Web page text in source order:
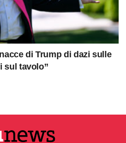
di Trump di dazi sulle
sul tavolo”